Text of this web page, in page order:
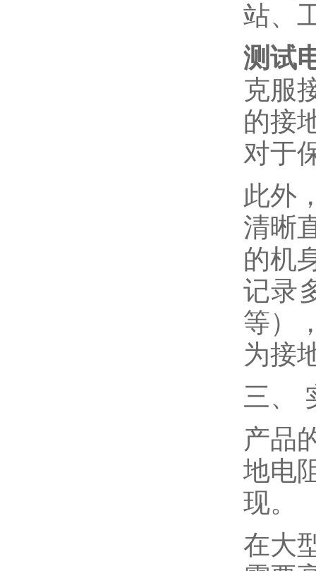
站、
测试
克服
的接
对于
此外
清晰
的机
记录
等）
为接
三、
产品
地电
现。
在大